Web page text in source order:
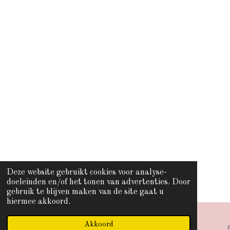
Deze website gebruikt cookies voor analyse-
doeleinden en/of het tonen van advertenties. Door
gebruik te blijven maken van de site gaat u
hiermee akkoord.
Akkoord
Telefoonnummer